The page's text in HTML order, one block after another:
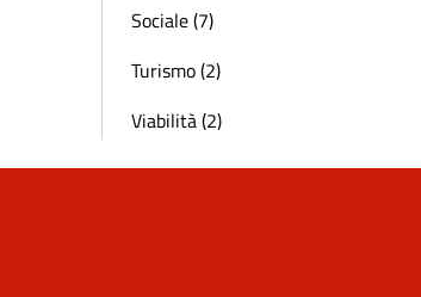
Sociale (7)
Turismo (2)
Viabilità (2)